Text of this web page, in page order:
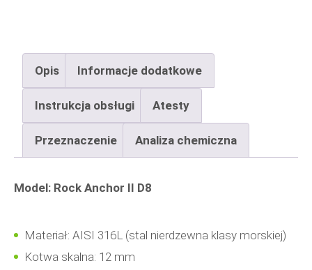
12x110
Opis Informacje dodatkowe
Instrukcja obsługi Atesty
Przeznaczenie Analiza chemiczna
Model: Rock Anchor II D8
Materiał: AISI 316L (stal nierdzewna klasy morskiej)
Kotwa skalna: 12 mm